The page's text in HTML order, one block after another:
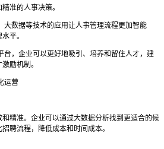
准的人事决策。
大数据等技术的应用让人事管理流程更加智能
平。
台，企业可以更好地吸引、培养和留住人才，建
励机制。
运营
和精准。企业可以通过大数据分析找到更适合的候
聘流程，降低成本和时间成本。